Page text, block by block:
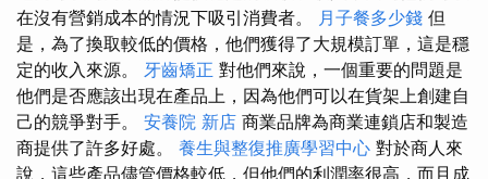
在沒有營銷成本的情況下吸引消費者。 月子餐多少錢 但
是，為了換取較低的價格，他們獲得了大規模訂單，這是穩
定的收入來源。 牙齒矯正 對他們來說，一個重要的問題是
他們是否應該出現在產品上，因為他們可以在貨架上創建自
己的競爭對手。 安養院 新店 商業品牌為商業連鎖店和製造
商提供了許多好處。 養生與整復推廣學習中心 對於商人來
說，這些產品儘管價格較低，但他們的利潤率很高，而且成